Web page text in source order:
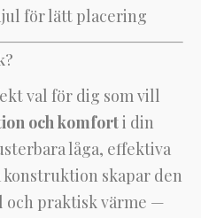
för lätt placering
val för dig som vill
och komforti din
låga, effektiva
skapar den
och praktisk värme —